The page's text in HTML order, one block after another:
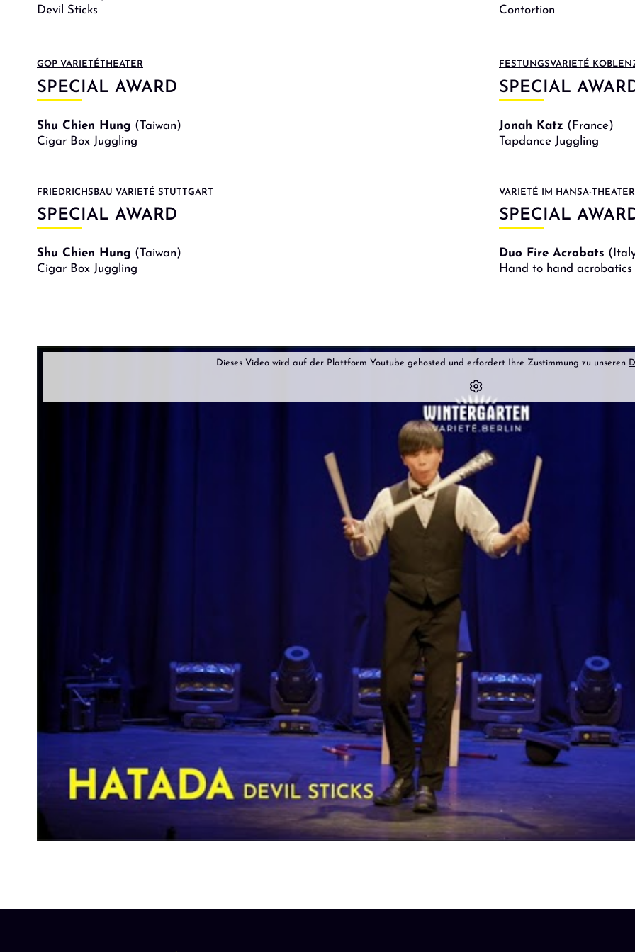
Devil Sticks
GOP VARIETÉTHEATER
SPECIAL AWARD
Shu Chien Hung (Taiwan)
Cigar Box Juggling
FRIEDRICHSBAU VARIETÉ STUTTGART
SPECIAL AWARD
Shu Chien Hung (Taiwan)
Cigar Box Juggling
Contortion
FESTUNGSVARIETÉ
SPECIAL
Jonah Katz (France)
Tapdance Juggling
VARIETÉ IM HANSA-
SPECIAL
Duo Fire Acrobats
Hand to hand acrobatics
Dieses Video wird auf der Plattform Youtube gehosted und erfordert Ihre Zustimmung zu unseren